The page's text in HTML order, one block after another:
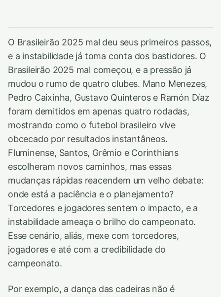
O Brasileirão 2025 mal deu seus primeiros passos,
e a instabilidade já toma conta dos bastidores. O
Brasileirão 2025 mal começou, e a pressão já
mudou o rumo de quatro clubes. Mano Menezes,
Pedro Caixinha, Gustavo Quinteros e Ramón Díaz
foram demitidos em apenas quatro rodadas,
mostrando como o futebol brasileiro vive
obcecado por resultados instantâneos.
Fluminense, Santos, Grêmio e Corinthians
escolheram novos caminhos, mas essas
mudanças rápidas reacendem um velho debate:
onde está a paciência e o planejamento?
Torcedores e jogadores sentem o impacto, e a
instabilidade ameaça o brilho do campeonato.
Esse cenário, aliás, mexe com torcedores,
jogadores e até com a credibilidade do
campeonato.
Por exemplo, a dança das cadeiras não é